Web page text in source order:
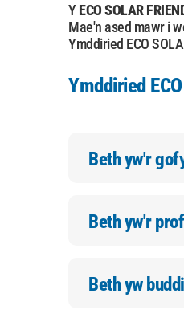
YECO SOLAR
Mae'n ased mawr i
Ymddiried ECO
Ymddiried
Beth yw'r
Beth yw'r
Beth yw